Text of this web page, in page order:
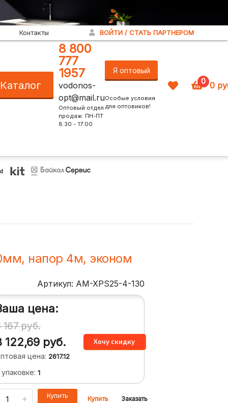
Контакты ВОЙТИ / СТАТЬ ПАРТНЕРОМ
Каталог
8 800
777
1957
vodonos-
opt@mail.ru
Оптовый отдел
продаж: ПН-ПТ
8:30 - 17:00
Я оптовый
Особые условия
для оптовиков!
0 0
напор 4м, эконом
Артикул: AM-XPS25-4-130
цена:
167руб.
122,69 руб.
цена: 2617.12
1
Купить
Купить
Заказать